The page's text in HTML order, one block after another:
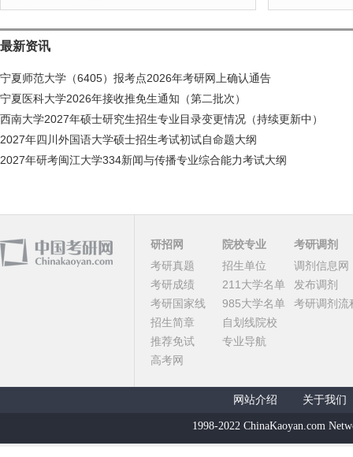
最新资讯
宁夏师范大学（6405）报考点2026年考研网上确认通告
宁夏医科大学2026年接收推免生通知（第二批次）
西南大学2027年硕士研究生招生专业目录变更情况（持续更新中）
2027年四川外国语大学硕士招生考试初试自命题大纲
2027年研考闽江大学334新闻与传播专业综合能力考试大纲
研招网
考研真题
考研成绩
考研国家线
招生简章
推荐免试
高考网
院校专业
招生单位
211大学名单
985大学名单
自划线院校
专业导航
考研调剂
调剂信息网
发布调剂
考研调剂流
网站介绍 关于我们
1998-2022 ChinaKaoyan.com